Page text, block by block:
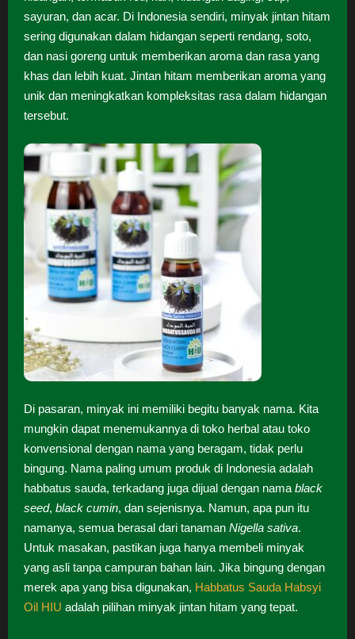
sayuran, dan acar. Di Indonesia sendiri, minyak jintan hitam
sering digunakan dalam hidangan seperti rendang, soto,
dan nasi goreng untuk memberikan aroma dan rasa yang
khas dan lebih kuat. Jintan hitam memberikan aroma yang
unik dan meningkatkan kompleksitas rasa dalam hidangan
tersebut.
Di pasaran, minyak ini memiliki begitu banyak nama. Kita
mungkin dapat menemukannya di toko herbal atau toko
konvensional dengan nama yang beragam, tidak perlu
bingung. Nama paling umum produk di Indonesia adalah
habbatus sauda, terkadang juga dijual dengan nama black
seed, black cumin, dan sejenisnya. Namun, apa pun itu
namanya, semua berasal dari tanaman Nigella sativa.
Untuk masakan, pastikan juga hanya membeli minyak
yang asli tanpa campuran bahan lain. Jika bingung dengan
merek apa yang bisa digunakan, Habbatus Sauda Habsyi
Oil HIU adalah pilihan minyak jintan hitam yang tepat.